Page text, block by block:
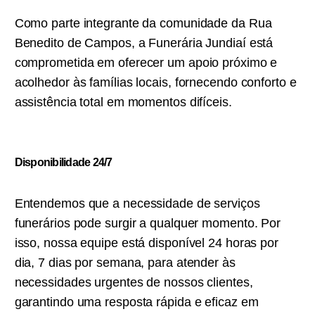
Como parte integrante da comunidade da Rua
Benedito de Campos, a Funerária Jundiaí está
comprometida em oferecer um apoio próximo e
acolhedor às famílias locais, fornecendo conforto e
assistência total em momentos difíceis.
Disponibilidade 24/7
Entendemos que a necessidade de serviços
funerários pode surgir a qualquer momento. Por
isso, nossa equipe está disponível 24 horas por
dia, 7 dias por semana, para atender às
necessidades urgentes de nossos clientes,
garantindo uma resposta rápida e eficaz em